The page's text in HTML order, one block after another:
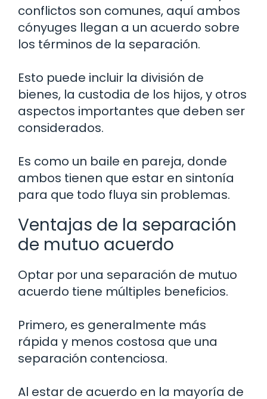
conflictos son comunes, aquí ambos
cónyuges llegan a un acuerdo sobre
los términos de la separación.
Esto puede incluir la división de
bienes, la custodia de los hijos, y otros
aspectos importantes que deben ser
considerados.
Es como un baile en pareja, donde
ambos tienen que estar en sintonía
para que todo fluya sin problemas.
Ventajas de la separación
de mutuo acuerdo
Optar por una separación de mutuo
acuerdo tiene múltiples beneficios.
Primero, es generalmente más
rápida y menos costosa que una
separación contenciosa.
Al estar de acuerdo en la mayoría de